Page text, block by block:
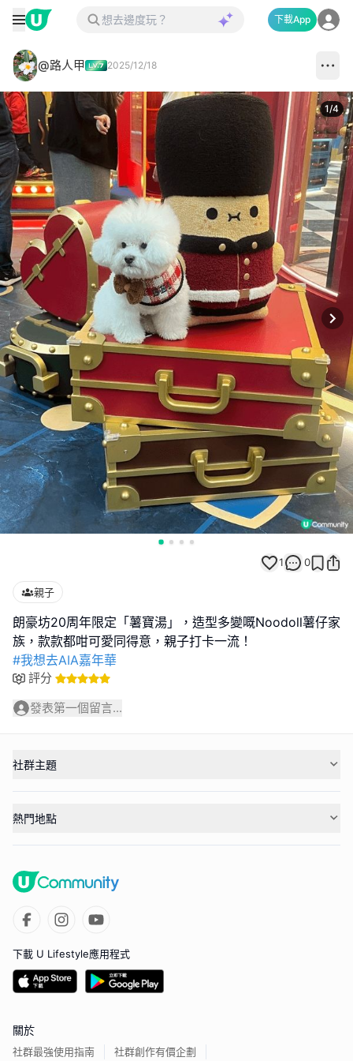
下載App
@路人甲 2025/12/18
1/4
1 0
親子
朗豪坊20周年限定「薯寶湯」，造型多變嘅Noodoll薯仔家
#我想去AIA嘉年華
評分
發表第一個留言...
社群主題
熱門地點
下載 U Lifestyle應用程式
關於
社群最強使用指南 社群創作有價企劃